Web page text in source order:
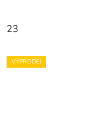
23
VÝPRODEJ